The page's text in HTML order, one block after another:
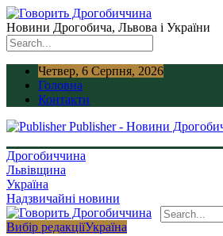
Новини Дрогобича, Львова і України
Четвер, 6 Серпня, 2026
Головна
Контакти
Publisher - Новини
Дрогобиччина
Львівщина
Україна
Надзвичайні новини
Вибір редакціїУкраїна